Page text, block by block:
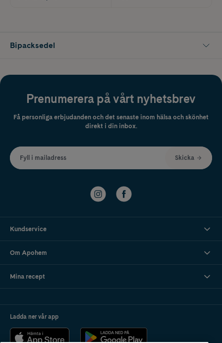
Bipacksedel
Prenumerera på vårt nyhetsbrev
Få personliga erbjudanden och det senaste inom hälsa och skönhet
direkt i din inbox.
Fyll i mailadress Skicka
Kundservice
Om Apohem
Mina recept
Ladda ner vår app